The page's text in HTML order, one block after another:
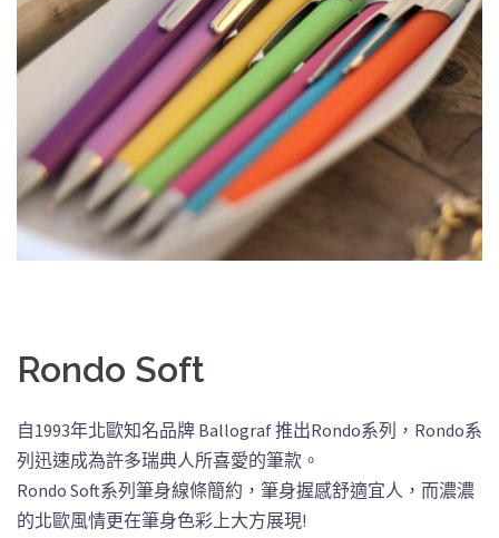
Rondo Soft
自1993年北歐知名品牌 Ballograf 推出Rondo系列，Rondo系
列迅速成為許多瑞典人所喜愛的筆款。
Rondo Soft系列筆身線條簡約，筆身握感舒適宜人，而濃濃
的北歐風情更在筆身色彩上大方展現!